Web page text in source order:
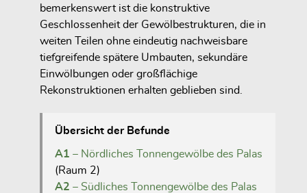
bemerkenswert ist die konstruktive
Geschlossenheit der Gewölbestrukturen, die in
weiten Teilen ohne eindeutig nachweisbare
tiefgreifende spätere Umbauten, sekundäre
Einwölbungen oder großflächige
Rekonstruktionen erhalten geblieben sind.
Übersicht der Befunde
A1 – Nördliches Tonnengewölbe des Palas
(Raum 2)
A2 – Südliches Tonnengewölbe des Palas